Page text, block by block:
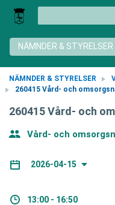
NÄMNDER & STYRELSER
NÄMNDER & STYRELSER
260415 Vård- och
260415 Vård- och
Vård- och
2026-04-15
13:00 - 16:50